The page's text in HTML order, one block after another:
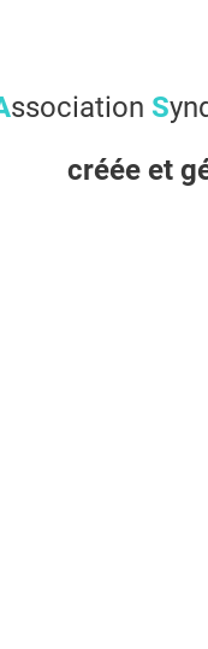
ssociation S
créée et